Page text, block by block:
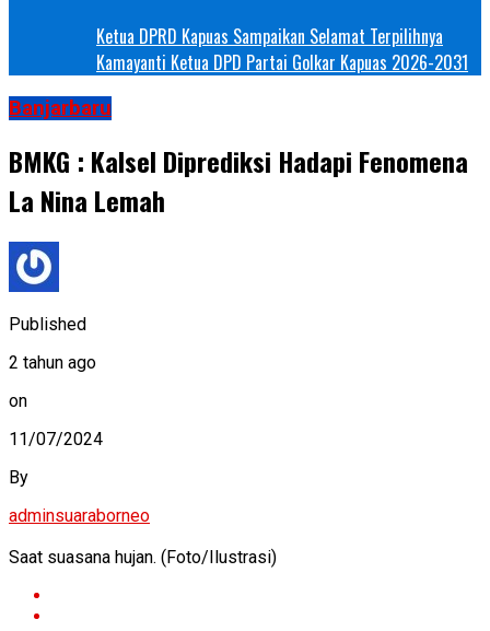
Ketua DPRD Kapuas Sampaikan Selamat Terpilihnya
Kamayanti Ketua DPD Partai Golkar Kapuas 2026-2031
Banjarbaru
BMKG : Kalsel Diprediksi Hadapi Fenomena
La Nina Lemah
Published
2 tahun ago
on
11/07/2024
By
adminsuaraborneo
Saat suasana hujan. (Foto/Ilustrasi)